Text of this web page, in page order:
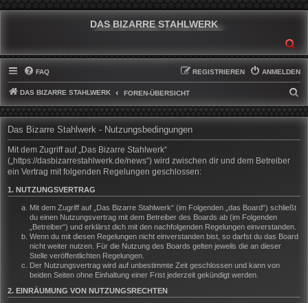
DAS BIZARRE STAHLWERK
FAQ ANMELDEN
REGISTRIEREN
DAS BIZARRE STAHLWERK FOREN-ÜBERSICHT
U
H
Das Bizarre Stahlwerk - Nutzungsbedingungen
Mit dem Zugriff auf „Das Bizarre Stahlwerk“
(„https://dasbizarrestahlwerk.de/news“) wird zwischen dir und dem Betreiber
ein Vertrag mit folgenden Regelungen geschlossen:
1. NUTZUNGSVERTRAG
Mit dem Zugriff auf „Das Bizarre Stahlwerk“ (im Folgenden „das Board“) schließt
du einen Nutzungsvertrag mit dem Betreiber des Boards ab (im Folgenden
„Betreiber“) und erklärst dich mit den nachfolgenden Regelungen einverstanden.
Wenn du mit diesen Regelungen nicht einverstanden bist, so darfst du das Board
nicht weiter nutzen. Für die Nutzung des Boards gelten jeweils die an dieser
Stelle veröffentlichten Regelungen.
Der Nutzungsvertrag wird auf unbestimmte Zeit geschlossen und kann von
beiden Seiten ohne Einhaltung einer Frist jederzeit gekündigt werden.
2. EINRÄUMUNG VON NUTZUNGSRECHTEN